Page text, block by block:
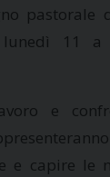
pastorale
11 a
e
e capire le